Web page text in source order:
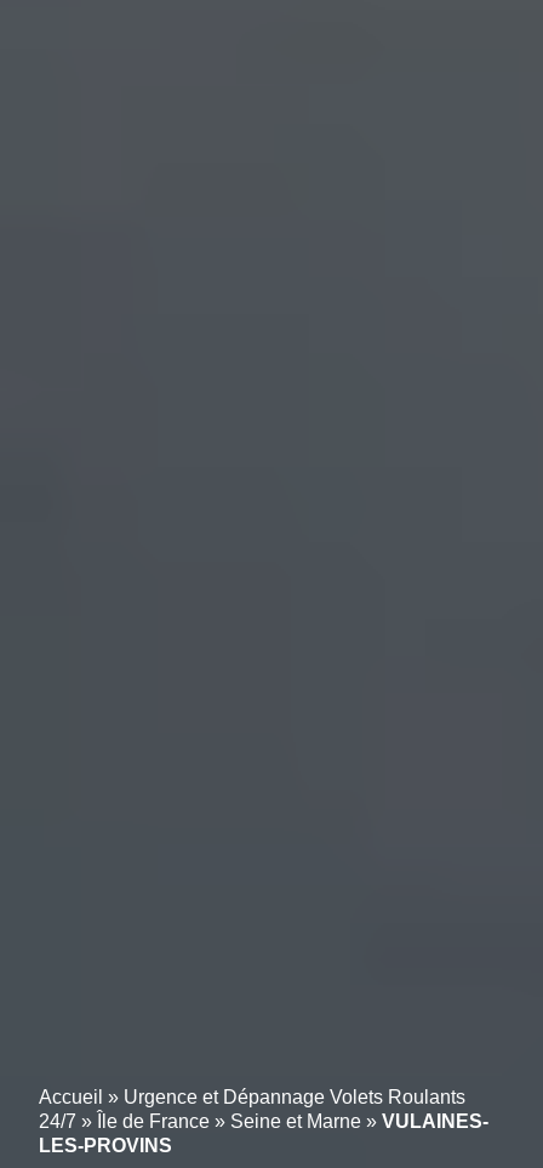
Accueil » Urgence et Dépannage Volets Roulants
24/7 » Île de France » Seine et Marne » VULAINES-
LES-PROVINS